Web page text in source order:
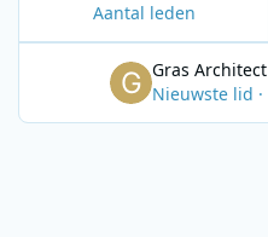
Aantal leden
Gras Architect
Nieuwste lid ·